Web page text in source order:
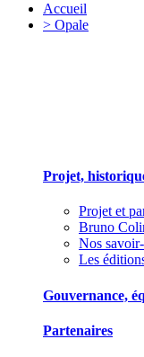
Accueil
> Opale
Projet,
Projet et
Bruno
Nos
Les
Gouvernance,
Partenaires